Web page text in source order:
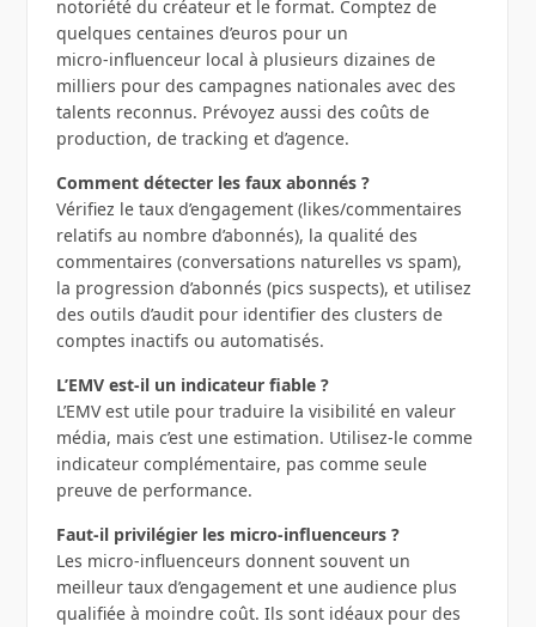
notoriété du créateur et le format. Comptez de
quelques centaines d’euros pour un
micro‑influenceur local à plusieurs dizaines de
milliers pour des campagnes nationales avec des
talents reconnus. Prévoyez aussi des coûts de
production, de tracking et d’agence.
Comment détecter les faux abonnés ?
Vérifiez le taux d’engagement (likes/commentaires
relatifs au nombre d’abonnés), la qualité des
commentaires (conversations naturelles vs spam),
la progression d’abonnés (pics suspects), et utilisez
des outils d’audit pour identifier des clusters de
comptes inactifs ou automatisés.
L’EMV est‑il un indicateur fiable ?
L’EMV est utile pour traduire la visibilité en valeur
média, mais c’est une estimation. Utilisez‑le comme
indicateur complémentaire, pas comme seule
preuve de performance.
Faut‑il privilégier les micro‑influenceurs ?
Les micro‑influenceurs donnent souvent un
meilleur taux d’engagement et une audience plus
qualifiée à moindre coût. Ils sont idéaux pour des